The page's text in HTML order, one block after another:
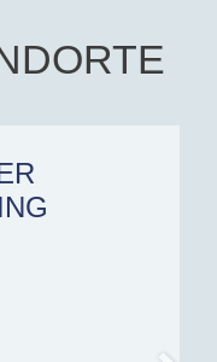
Immobilien to
looking for a home.